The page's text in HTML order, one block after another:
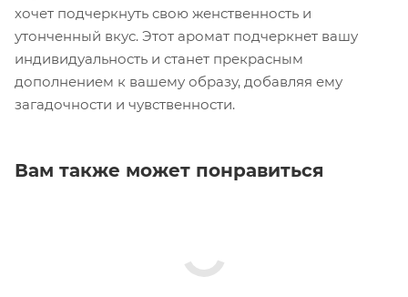
хочет подчеркнуть свою женственность и
утонченный вкус. Этот аромат подчеркнет вашу
индивидуальность и станет прекрасным
дополнением к вашему образу, добавляя ему
загадочности и чувственности.
Вам также может понравиться